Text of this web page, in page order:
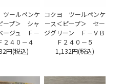
ールペンケ
ープ＞ シャ
ージュ Ｆ－
２４０－４
円(税込)
コクヨ ツールペンケ
ース＜ピープ＞ セー
ジグリーン Ｆ－ＶＢ
Ｆ２４０－５
1,132円(税込)